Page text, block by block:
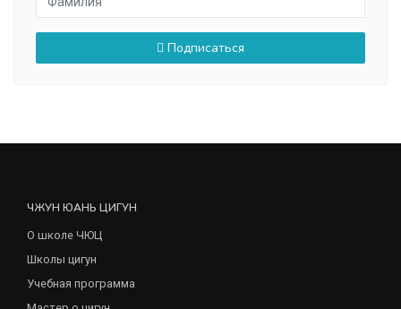
Подписаться
ЧЖУН ЮАНЬ ЦИГУН
О школе ЧЮЦ
Школы цигун
Учебная программа